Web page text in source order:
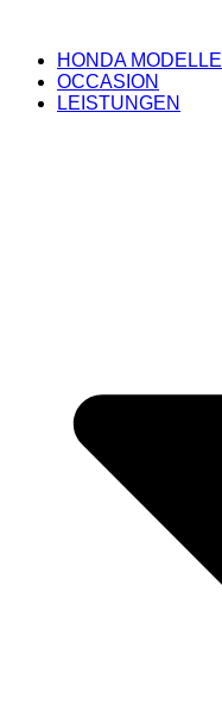
HONDA MODELLE
OCCASION
LEISTUNGEN